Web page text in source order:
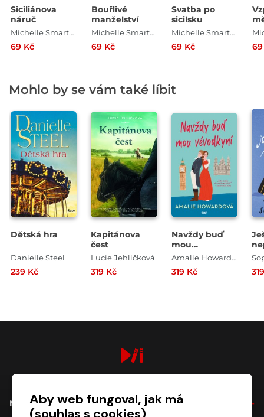
Siciliánova
náruč
Michelle Smartová
69 Kč
Bouřlivé
manželství
Michelle Smartová
69 Kč
Svatba po
sicilsku
Michelle Smartová
69 Kč
Mohlo by se vám také líbit
Dětská hra
Danielle Steel
239 Kč
Kapitánova
čest
Lucie Jehličková
319 Kč
Navždy buď
mou
vévodkyní
Amalie Howardová
319 Kč
NÁKUPAby web fungoval, jak má